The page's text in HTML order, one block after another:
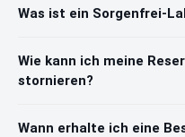
Was ist ein Sorgenfrei-
Wie kann ich meine
stornieren?
Wann erhalte ich eine